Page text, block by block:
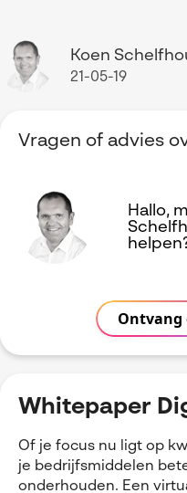
Koen
21-05-19
Vragen of advies
Hallo,
Ontvang
Whitepaper
Of je focus nu ligt op
je bedrijfsmiddelen
onderhouden. Een